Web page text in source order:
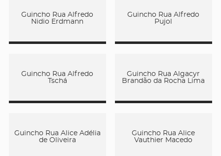
Guincho Rua Alfredo
Nidio Erdmann
Guincho Rua Alfredo
Pujol
Guincho Rua Alfredo
Tschá
Guincho Rua Algacyr
Brandão da Rocha Lima
Guincho Rua Alice Adélia
de Oliveira
Guincho Rua Alice
Vauthier Macedo